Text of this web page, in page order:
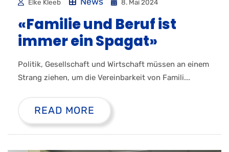
Elke Kleeb 8. Mai 2024
«Familie und Beruf ist
immer ein Spagat»
Politik, Gesellschaft und Wirtschaft müssen an einem
Strang ziehen, um die Vereinbarkeit von Famili...
READ MORE